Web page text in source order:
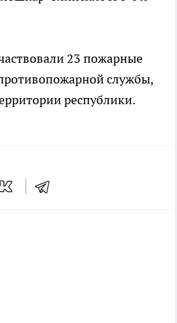
23 пожарные
службы,
республики.